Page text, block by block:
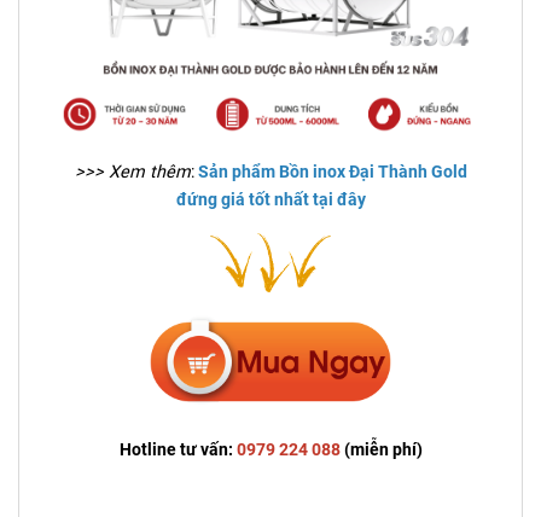
>>> Xem thêm:Sản phẩm Bồn inox Đại Thành Gold
đứng giá tốt nhất tại đây
Hotline tư vấn: 0979 224 088(miễn phí)